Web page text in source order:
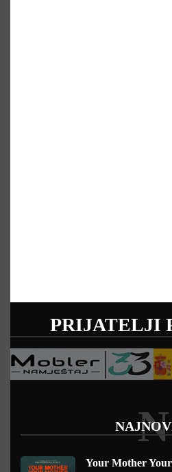
PRIJATELJI
N
Your Mother